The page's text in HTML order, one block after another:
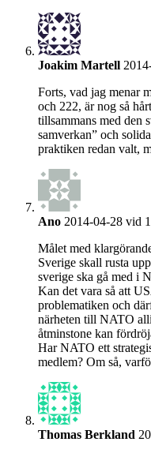
Joakim Martell
Forts, vad jag menar
och 222, är nog så
tillsammans med den
samverkan” och
praktiken redan valt,
Ano 2014-04-28 vid
Målet med
Sverige skall rusta
sverige ska gå med i
Kan det vara så att
problematiken och
närheten till NATO
åtminstone kan
Har NATO ett
medlem? Om så,
Thomas Berkland